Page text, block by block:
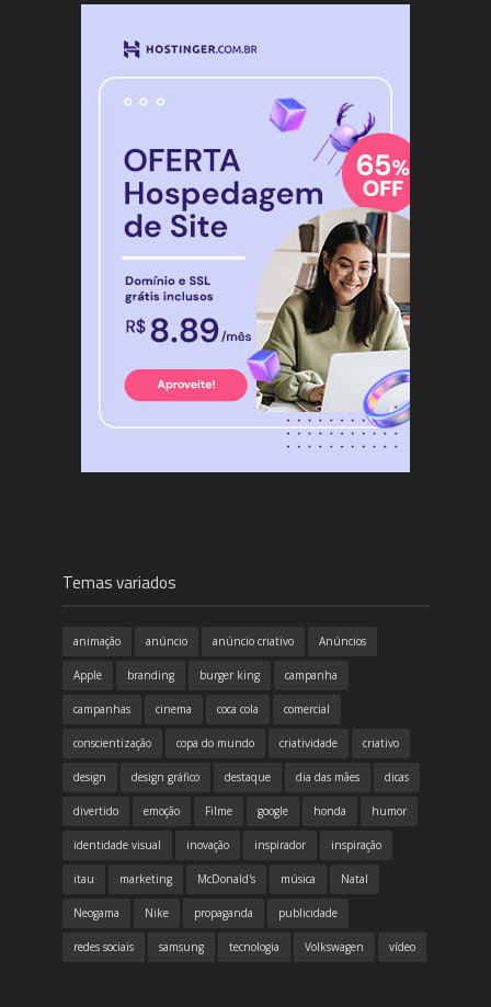
Temas variados
animação anúncio anúncio criativo Anúncios
Apple branding burger king campanha
campanhas cinema coca cola comercial
conscientização copa do mundo criatividade criativo
design design gráfico destaque dia das mães dicas
divertido emoção Filme google honda humor
identidade visual inovação inspirador inspiração
itau marketing McDonald's música Natal
Neogama Nike propaganda publicidade
redes sociais samsung tecnologia Volkswagen vídeo